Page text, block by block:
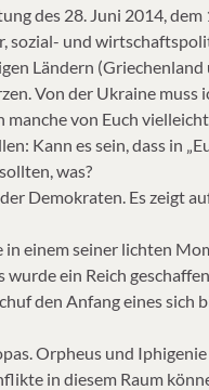
des 28. Juni 2014,
sozial- und
Ländern
Von der Ukraine muss
von Euch
Kann es sein, dass in
was?
Demokraten. Es zeigt
einem seiner lichten
ein Reich
den Anfang eines sich
Orpheus und
in diesem Raum